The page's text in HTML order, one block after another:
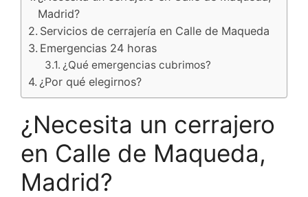
Madrid?
Servicios de cerrajería en Calle de Maqueda
Emergencias 24 horas
¿Qué emergencias cubrimos?
¿Por qué elegirnos?
¿Necesita un cerrajero
en Calle de Maqueda,
Madrid?